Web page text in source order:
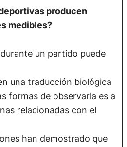
producen
medibles?
un partido puede
una traducción biológica
formas de observarla es a
relacionadas con el
han demostrado que